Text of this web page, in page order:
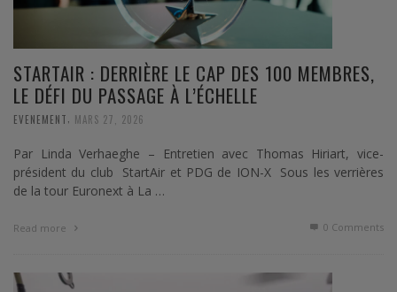
STARTAIR : DERRIÈRE LE CAP DES 100 MEMBRES,
LE DÉFI DU PASSAGE À L’ÉCHELLE
EVENEMENT MARS 27, 2026
Par Linda Verhaeghe – Entretien avec Thomas Hiriart, vice-
président du club StartAir et PDG de ION-X Sous les verrières
de la tour Euronext à La …
Read more 0 Comments